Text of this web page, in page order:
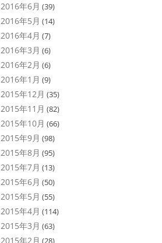
2016年6月 (39)
2016年5月 (14)
2016年4月 (7)
2016年3月 (6)
2016年2月 (6)
2016年1月 (9)
2015年12月 (35)
2015年11月 (82)
2015年10月 (66)
2015年9月 (98)
2015年8月 (95)
2015年7月 (13)
2015年6月 (50)
2015年5月 (55)
2015年4月 (114)
2015年3月 (63)
2015年2月 (28)